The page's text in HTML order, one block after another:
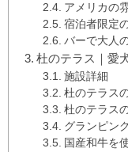
アメリカの
宿泊者限定
バーで大人
杜のテラス｜愛
施設詳細
杜のテラス
杜のテラス
グランピン
国産和牛を